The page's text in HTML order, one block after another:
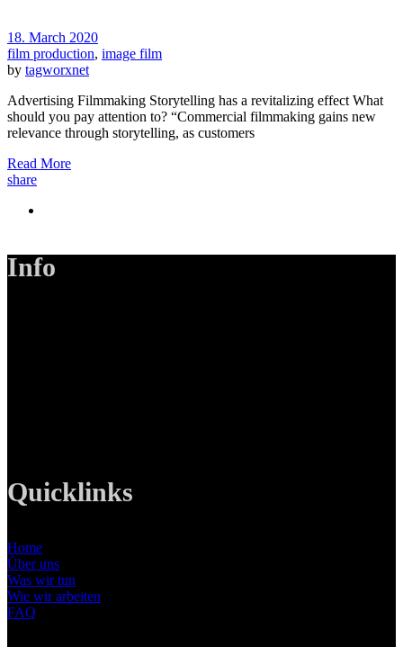
18. March 2020
film production, image film
by tagworxnet
Advertising Filmmaking Storytelling has a revitalizing effect What
should you pay attention to? “Commercial filmmaking gains new
relevance through storytelling, as customers
Read More
share
Info
Quicklinks
Home
Über uns
Was wir tun
Wie wir arbeiten
FAQ